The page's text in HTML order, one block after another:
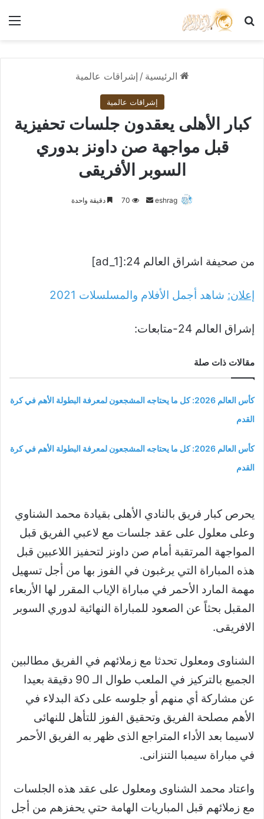
بحث عن
الرئيسية / إشراقات عالمية
إشراقات عالمية
كبار الأهلى يعقدون جلسات تحفيزية
قبل مواجهة صن داونز بدوري
السوبر الأفريقى
eshrag
أرسل 70 دقيقة واحدة
من صحيفة اشراق العالم 24:[ad_1]
إعلان: شاهد أجمل الأفلام والمسلسلات 2021
إشراق العالم 24-متابعات:
مقالات ذات صلة
كأس العالم 2026: كل ما يحتاجه المشجعون لمعرفة البطولة الأهم في كرة
القدم
كأس العالم 2026: كل ما يحتاجه المشجعون لمعرفة البطولة الأهم في كرة
القدم
يحرص كبار فريق بالنادي الأهلى بقيادة محمد الشناوي
وعلى معلول على عقد جلسات مع لاعبي الفريق قبل
المواجهة المرتقبة أمام صن داونز لتحفيز اللاعبين قبل
هذه المباراة التي يرغبون في الفوز بها من أجل تسهيل
مهمة المارد الأحمر في مباراة الإياب المقرر لها الأربعاء
المقبل بحثاً عن الصعود للمباراة النهائية لدوري السوبر
الافريقى.
الشناوى ومعلول تحدثا مع زملائهم في الفريق مطالبين
الجميع بالتركيز في الملعب طوال الـ 90 دقيقة بعيدا
عن مشاركة أي منهم أو جلوسه على دكة البدلاء في
الأهم مصلحة الفريق وتحقيق الفوز للتأهل للنهائى
لاسيما بعد الأداء المتراجع الذى ظهر به الفريق الأحمر
في مباراة سيمبا التنزانى.
واعتاد محمد الشناوى ومعلول على عقد هذه الجلسات
مع زملائهم قبل المباريات الهامة حتي يحفزهم من أجل